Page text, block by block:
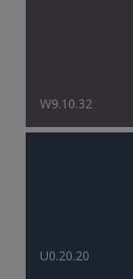
W9.10.32
U0.20.20